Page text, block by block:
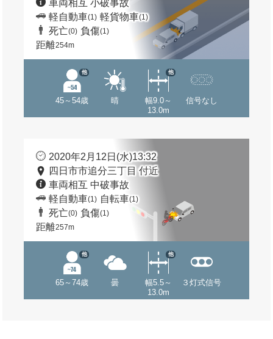
車両相互 小破事故
軽自動車(1) 軽貨物車(1)
死亡(0) 負傷(1)
距離254m
45～54歳
他
晴
幅9.0～
13.0m
他
信号なし
2020年2月12日(水)13:32
四日市市追分三丁目 付近
車両相互 中破事故
軽自動車(1) 自転車(1)
死亡(0) 負傷(1)
距離257m
65～74歳
他
曇
幅5.5～
13.0m
他
３灯式信号